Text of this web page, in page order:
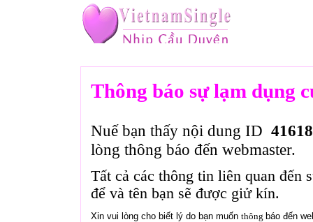
Thông báo sự lạm dụng
Nuế bạn thấy nội dung ID
lòng thông báo đến webmaster.
Tất cả các thông tin liên quan đến
để và tên bạn sẽ được giử kín.
Xin vui lòng cho biết lý do bạn muốn thông báo đến